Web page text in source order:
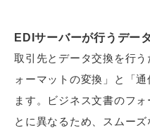
EDIサーバーが行うデー
取引先とデータ交換を行
ォーマットの変換」と「
ます。ビジネス文書のフ
とに異なるため、スムー